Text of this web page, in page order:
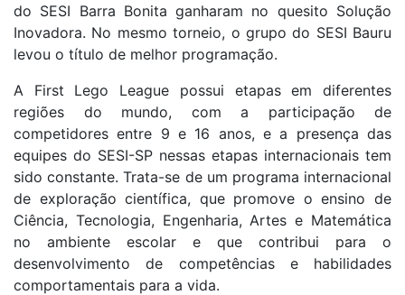
do SESI Barra Bonita ganharam no quesito Solução
Inovadora. No mesmo torneio, o grupo do SESI Bauru
levou o título de melhor programação.
A First Lego League possui etapas em diferentes
regiões do mundo, com a participação de
competidores entre 9 e 16 anos, e a presença das
equipes do SESI-SP nessas etapas internacionais tem
sido constante. Trata-se de um programa internacional
de exploração científica, que promove o ensino de
Ciência, Tecnologia, Engenharia, Artes e Matemática
no ambiente escolar e que contribui para o
desenvolvimento de competências e habilidades
comportamentais para a vida.